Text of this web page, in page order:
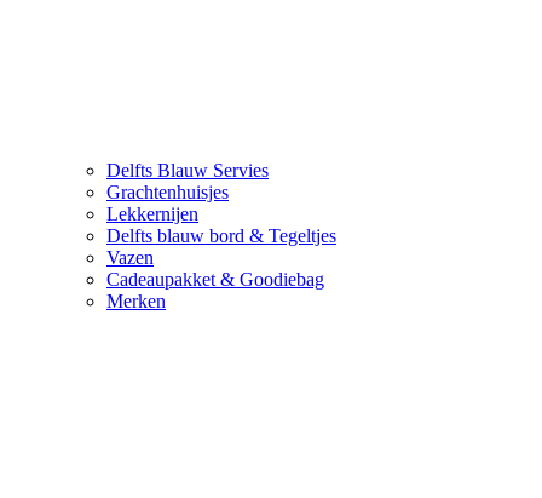
Delfts Blauw Servies
Grachtenhuisjes
Lekkernijen
Delfts blauw bord & Tegeltjes
Vazen
Cadeaupakket & Goodiebag
Merken